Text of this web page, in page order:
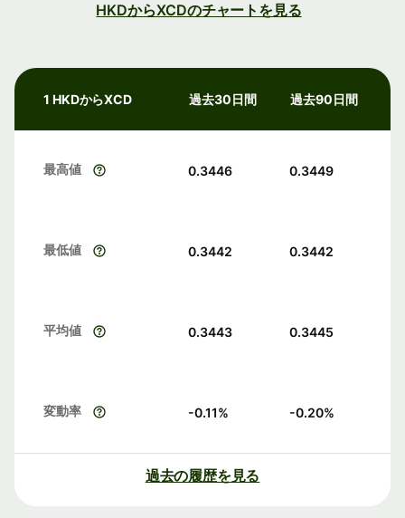
HKDからXCDのチャートを見る
1 HKDからXCD 過去30日間 過去90日間
最高値 0.3446 0.3449
最低値 0.3442 0.3442
平均値 0.3443 0.3445
変動率 -0.11% -0.20%
過去の履歴を見る